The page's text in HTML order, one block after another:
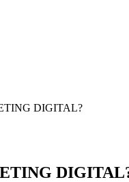
DIGITAL?